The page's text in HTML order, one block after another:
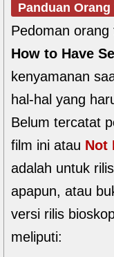
Panduan Orang
Pedoman orang
How to Have
kenyamanan
hal-hal yang
Belum tercatat
film ini atau Not
adalah untuk
apapun, atau
versi rilis
meliputi: